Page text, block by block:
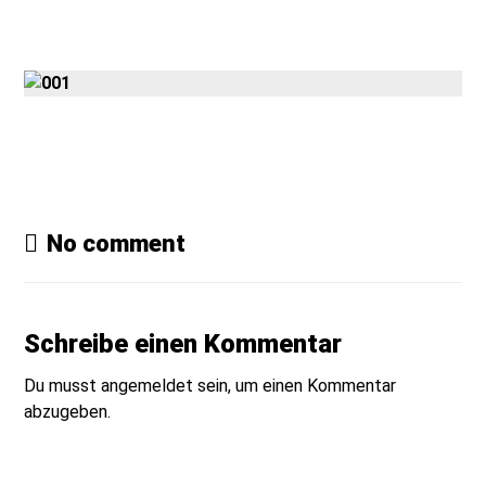
No comment
Schreibe einen Kommentar
Du musstangemeldet sein, um einen Kommentar
abzugeben.